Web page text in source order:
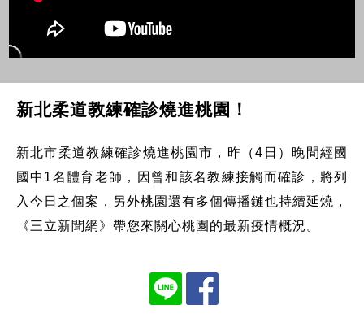
新北柔道教練確診燒進桃園！
新北市柔道教練確診燒進桃園市，昨（4日）晚間經國
國中1名體育老師，因曾和該名教練接觸而確診，將列
入今日之個案，另外桃園還有多個傳播鏈也持續延燒，
《三立新聞網》帶您來關心桃園的最新疫情概況。